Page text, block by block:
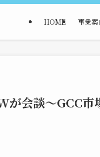
HOME 事業
会談〜GCC市